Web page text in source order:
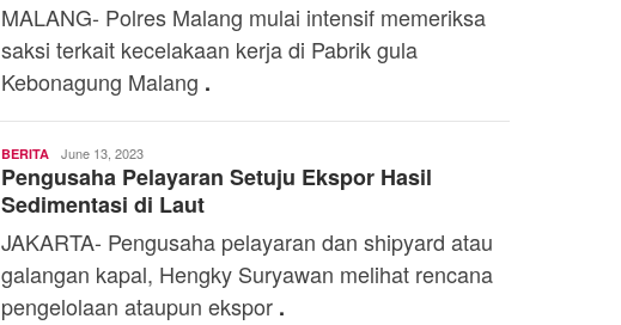
MALANG- Polres Malang mulai intensif memeriksa
saksi terkait kecelakaan kerja di Pabrik gula
Kebonagung Malang .
BERITA Admin
June 13, 2023
Pengusaha Pelayaran Setuju Ekspor Hasil
Sedimentasi di Laut
JAKARTA- Pengusaha pelayaran dan shipyard atau
galangan kapal, Hengky Suryawan melihat rencana
pengelolaan ataupun ekspor .